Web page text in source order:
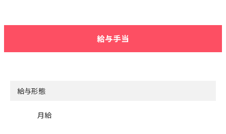
給与手当
給与形態
月給